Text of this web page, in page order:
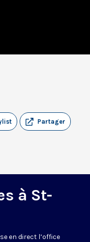
Partager
à St-
en direct l’office